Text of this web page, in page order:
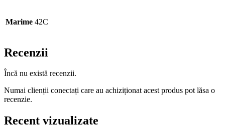
Marime 42C
Recenzii
Încă nu există recenzii.
Numai clienții conectați care au achiziționat acest produs pot lăsa o
recenzie.
Recent vizualizate